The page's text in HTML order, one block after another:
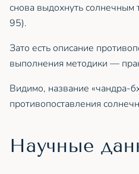
снова выдохнуть солнечным
95).
Зато есть описание
выполнения методики —
Видимо, название «чандра-
противопоставления
Научные